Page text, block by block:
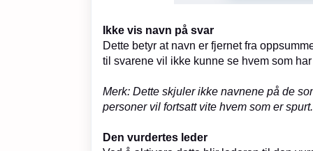
Ikke vis navn på svar
Dette betyr at navn er fjernet fra
til svarene vil ikke kunne se hvem som
Merk: Dette skjuler ikke navnene på de
personer vil fortsatt vite hvem som er spurt.
Den vurdertes leder